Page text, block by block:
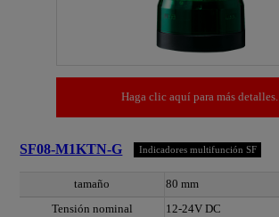
Haga clic aquí para más detalles.
SF08-M1KTN-G Indicadores multifunción SF
tamaño
80 mm
Tensión nominal
12-24V DC